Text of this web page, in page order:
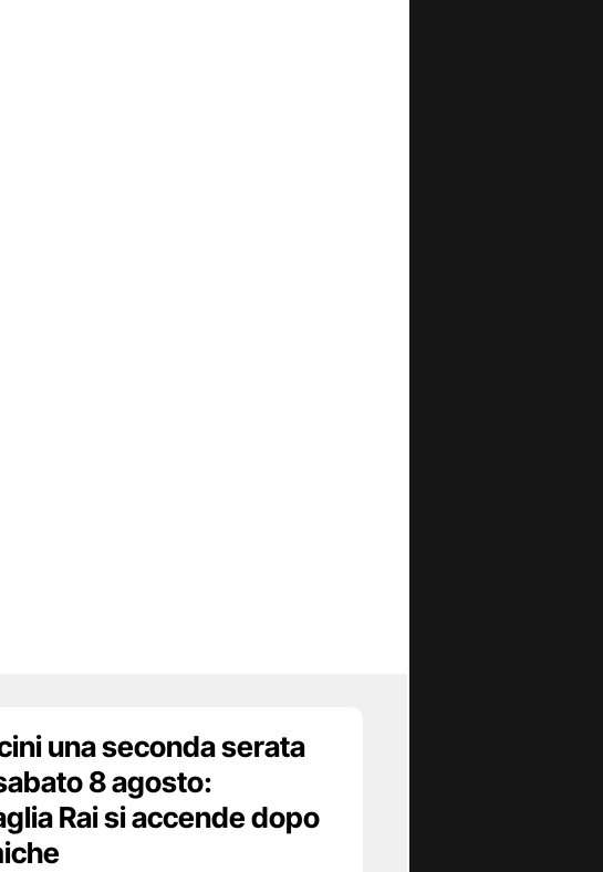
una seconda serata
8 agosto:
Rai si accende dopo